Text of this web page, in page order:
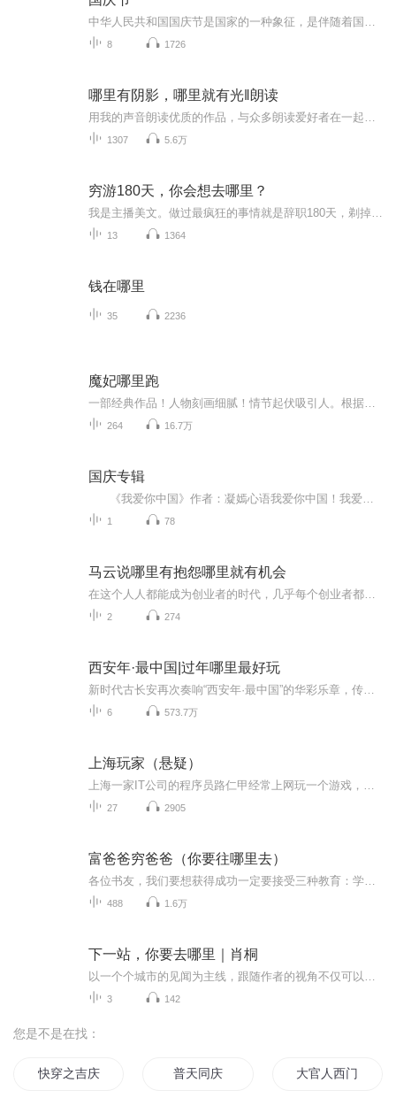
8 1726
哪里有阴影，哪里就有光‖朗读
1307 5.6万
穷游180天，你会想去哪里？
13 1364
钱在哪里
35 2236
魔妃哪里跑
264 16.7万
国庆专辑
1 78
马云说哪里有抱怨哪里就有机会
2 274
西安年·最中国|过年哪里最好玩
6 573.7万
上海玩家（悬疑）
27 2905
富爸爸穷爸爸（你要往哪里去）
488 1.6万
下一站，你要去哪里｜肖桐
3 142
您是不是在找：
快穿之吉庆有余 普天同庆 大官人西门庆